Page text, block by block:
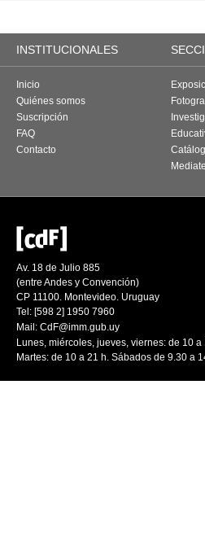
INSTITUCIONALES
Inicio
Quiénes somos
Suscripción
FAQ
Contacto
Av. 18 de Julio 885
(entre Andes y Convención)
CP 11100. Montevideo. Uruguay
Tel: [598 2] 1950 7960
Mail: CdF@imm.gub.uy
Lunes, miércoles, jueves, viernes: de 10 a
Martes: de 10 a 21 h. Sábados de 9.30 a